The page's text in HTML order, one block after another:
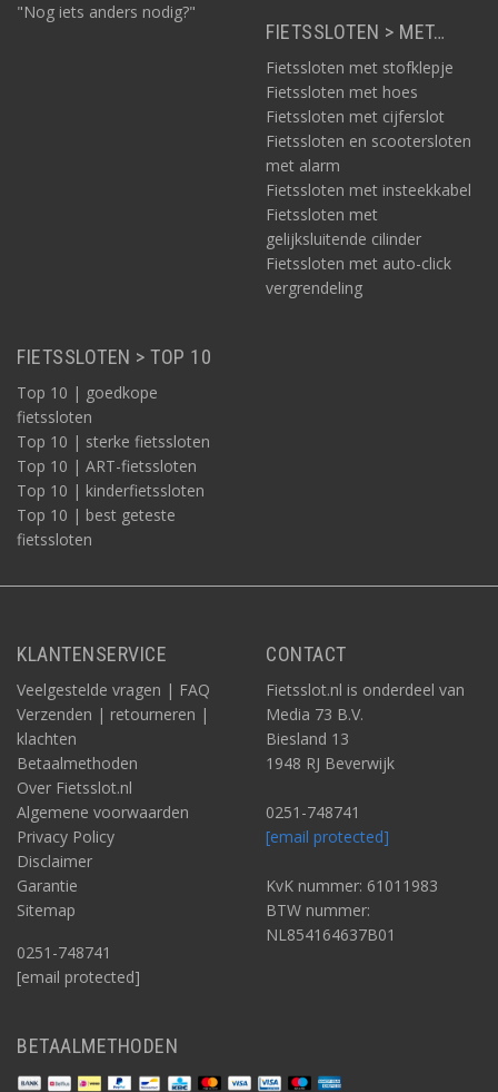
"Nog iets anders nodig?"
FIETSSLOTEN > MET…
Fietssloten met stofklepje
Fietssloten met hoes
Fietssloten met cijferslot
Fietssloten en scootersloten
met alarm
Fietssloten met insteekkabel
Fietssloten met
gelijksluitende cilinder
Fietssloten met auto-click
vergrendeling
FIETSSLOTEN > TOP 10
Top 10 | goedkope
fietssloten
Top 10 | sterke fietssloten
Top 10 | ART-fietssloten
Top 10 | kinderfietssloten
Top 10 | best geteste
fietssloten
KLANTENSERVICE
Veelgestelde vragen | FAQ
Verzenden | retourneren |
klachten
Betaalmethoden
Over Fietsslot.nl
Algemene voorwaarden
Privacy Policy
Disclaimer
Garantie
Sitemap
0251-748741
[email protected]
CONTACT
Fietsslot.nl is onderdeel van
Media 73 B.V.
Biesland 13
1948 RJ Beverwijk
0251-748741
[email protected]
KvK nummer: 61011983
BTW nummer:
NL854164637B01
BETAALMETHODEN